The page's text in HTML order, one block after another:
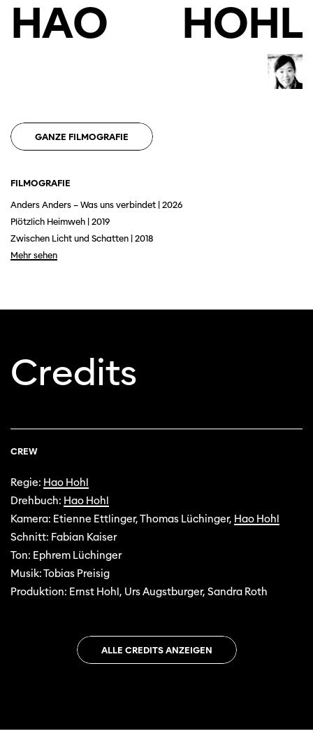
Diese Seite wird mit Internet Explorer
nicht optimal dargestellt. Bitte
verwenden Sie einen anderen Browser.
HAO HOHL
GANZE FILMOGRAFIE
FILMOGRAFIE
Anders Anders – Was uns verbindet | 2026
Plötzlich Heimweh | 2019
Zwischen Licht und Schatten | 2018
Mehr sehen
Credits
CREW
Regie: Hao Hohl
Drehbuch: Hao Hohl
Kamera: Etienne Ettlinger, Thomas Lüchinger, Hao Hohl
Schnitt: Fabian Kaiser
Ton: Ephrem Lüchinger
Musik: Tobias Preisig
Produktion: Ernst Hohl, Urs Augstburger, Sandra Roth
ALLE CREDITS ANZEIGEN